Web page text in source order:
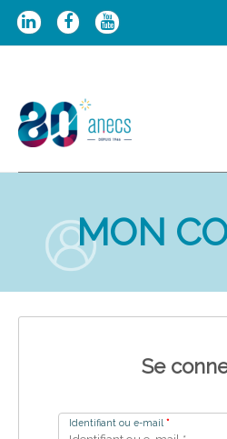
Aller
MON
Se
Identifiant ou e-mail *